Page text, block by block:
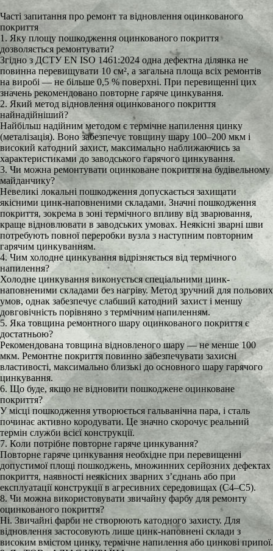
Часті запитання про ремонт та відновлення оцинкованого
покриття
1. Яку площу пошкодження оцинкованого покриття
дозволяється ремонтувати?
Згідно з ДСТУ EN ISO 1461:2024 одна дефектна ділянка не
повинна перевищувати 10 см², а загальна площа всіх ремонтів
на виробі — не більше 0,5 % поверхні. При перевищенні цих
значень рекомендовано повторне гаряче цинкування.
2. Який метод відновлення оцинкованого покриття
найнадійніший?
Найбільш надійним методом є термічне напилення цинку
(металізація). Воно забезпечує товщину шару 100–200 мкм і
високий катодний захист, максимально наближаючись за
характеристиками до заводського гарячого цинкування.
3. Чи можна ремонтувати оцинковане покриття на будівельному
майданчику?
Невеликі локальні пошкодження допускається захищати
якісними цинк-наповненими складами. Значні пошкодження
покриття, зокрема в зоні термічного впливу від зварювання,
краще відновлювати в заводських умовах. Неякісні зварні шви
потребують повної переробки вузла з наступним повторним
гарячим цинкуванням.
4. Чим холодне цинкування відрізняється від термічного
напилення?
Холодне цинкування виконується спеціальними цинк-
наповненими складами без нагріву. Метод зручний для польових
умов, однак забезпечує слабший катодний захист і меншу
довговічність порівняно з термічним напиленням.
5. Яка товщина ремонтного шару оцинкованого покриття є
достатньою?
Рекомендована товщина відновленого шару — не менше 100
мкм. Ремонтне покриття повинно забезпечувати захисні
властивості, максимально близькі до основного шару гарячого
цинкування.
6. Що буде, якщо не відновити пошкоджене оцинковане
покриття?
У місці пошкодження утворюється гальванічна пара, і сталь
починає активно кородувати. Це значно скорочує реальний
термін служби всієї конструкції.
7. Коли потрібне повторне гаряче цинкування?
Повторне гаряче цинкування необхідне при перевищенні
допустимої площі пошкоджень, множинних серйозних дефектах
покриття, наявності неякісних зварних з’єднань або при
експлуатації конструкції в агресивних середовищах (C4–C5).
8. Чи можна використовувати звичайну фарбу для ремонту
оцинкованого покриття?
Ні. Звичайні фарби не створюють катодного захисту. Для
відновлення застосовують лише цинк-наповнені склади з
високим вмістом цинку, термічне напилення або цинкові припої.